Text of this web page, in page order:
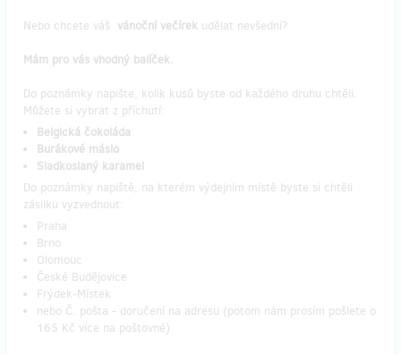
Nebo chcete váš vánoční večírek udělat nevšední?
Mám pro vás vhodný balíček.
Do poznámky napište, kolik kusů byste od každého druhu chtěli.
Můžete si vybrat z příchutí:
Belgická čokoláda
Burákové máslo
Sladkoslaný karamel
Do poznámky napiště, na kterém výdejním místě byste si chtěli
zásilku vyzvednout:
Praha
Brno
Olomouc
České Budějovice
Frýdek-Místek
nebo Č. pošta - doručení na adresu (potom nám prosím pošlete o
165 Kč více na poštovné)